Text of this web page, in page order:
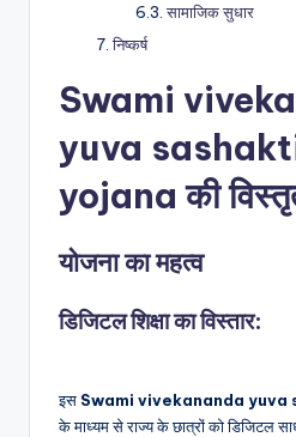
सामाजिक सुधार
निष्कर्ष
Swami
yuva
yojana की
योजना का महत्व
डिजिटल शिक्षा का विस्तार:
इस Swami vivekananda
के माध्यम से राज्य के छात्रों को डिजिटल